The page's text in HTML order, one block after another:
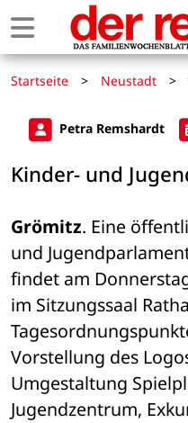
Startseite > Neustadt >
Petra Remshardt
Kinder- und
Grömitz. Eine
und
findet am
im Sitzungssaal
Vorstellung des
Umgestaltung
Jugendzentrum,